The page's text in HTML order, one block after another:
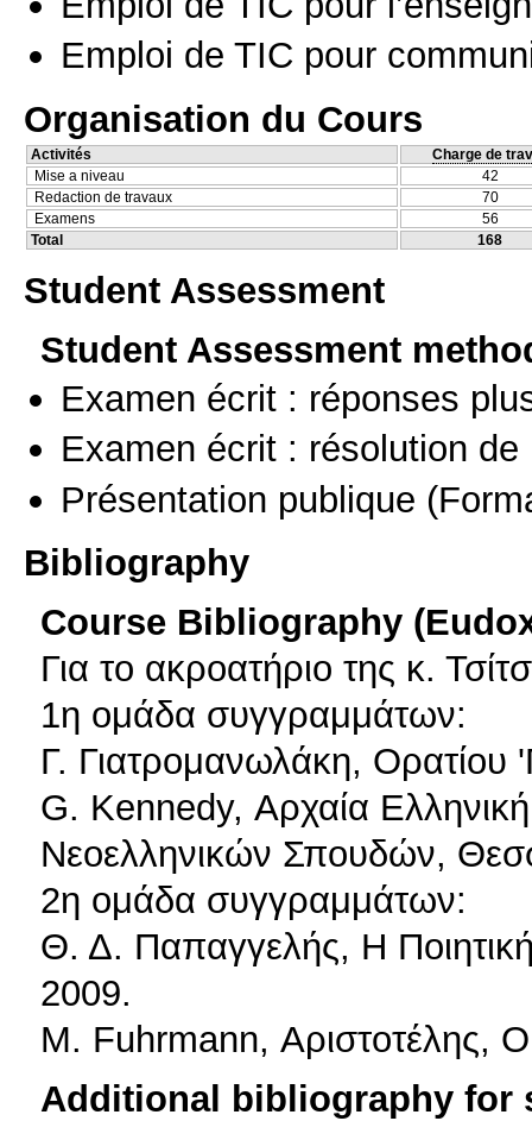
Emploi de TIC pour
Organisation du Cours
Activités
Charge de
Mise a niveau
42
Redaction de travaux
70
Examens
56
Total
168
Student Assessment
Student Assessment
Examen écrit : réponses
Examen écrit : résolution de
Présentation publique
Bibliography
Course Bibliography
Για το ακροατήριο της κ.
1η ομάδα συγγραμμάτων:
Γ. Γιατρομανωλάκη, Ορατίου
G. Kennedy, Αρχαία Ελληνική
Νεοελληνικών Σπουδών,
2η ομάδα συγγραμμάτων:
Θ. Δ. Παπαγγελής, Η
2009.
M. Fuhrmann, Αριστοτέλης,
Additional bibliography for